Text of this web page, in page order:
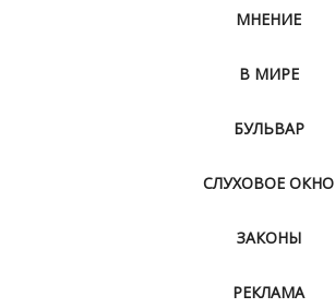
МНЕНИЕ
В МИРЕ
БУЛЬВАР
СЛУХОВОЕ ОКНО
ЗАКОНЫ
РЕКЛАМА